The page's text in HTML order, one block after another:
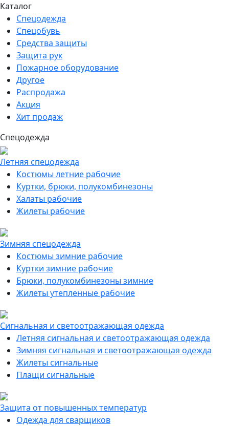
Каталог
Спецодежда
Спецобувь
Средства защиты
Защита рук
Пожарное оборудование
Другое
Распродажа
Акция
Хит продаж
Спецодежда
Летняя спецодежда
Костюмы летние рабочие
Куртки, брюки, полукомбинезоны
Халаты рабочие
Жилеты рабочие
Зимняя спецодежда
Костюмы зимние рабочие
Куртки зимние рабочие
Брюки, полукомбинезоны зимние
Жилеты утепленные рабочие
Сигнальная и светоотражающая одежда
Летняя сигнальная и светоотражающая одежда
Зимняя сигнальная и светоотражающая одежда
Жилеты сигнальные
Плащи сигнальные
Защита от повышенных температур
Одежда для сварщиков